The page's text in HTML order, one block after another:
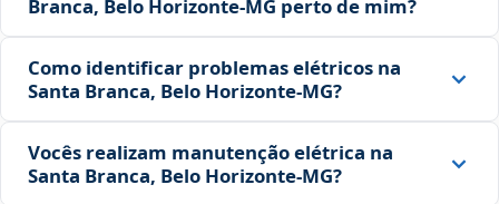
Branca, Belo Horizonte‑MG perto de mim?
Como identificar problemas elétricos na
Santa Branca, Belo Horizonte‑MG?
Vocês realizam manutenção elétrica na
Santa Branca, Belo Horizonte‑MG?